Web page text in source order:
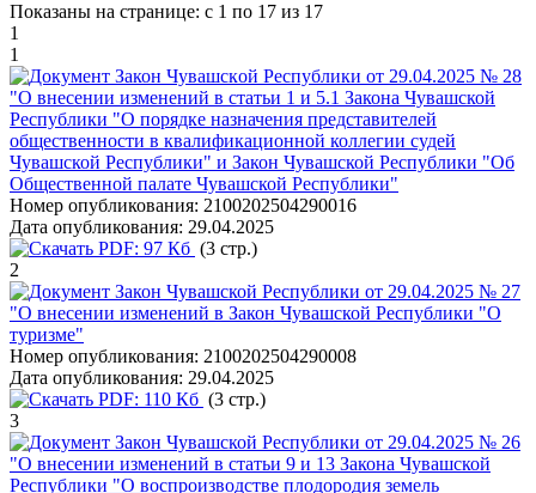
Показаны на странице: с 1 по 17 из 17
1
1
Закон Чувашской Республики от 29.04.2025 № 28
"О внесении изменений в статьи 1 и 5.1 Закона Чувашской
Республики "О порядке назначения представителей
общественности в квалификационной коллегии судей
Чувашской Республики" и Закон Чувашской Республики "Об
Общественной палате Чувашской Республики"
Номер опубликования: 2100202504290016
Дата опубликования: 29.04.2025
PDF: 97 Кб (3 стр.)
2
Закон Чувашской Республики от 29.04.2025 № 27
"О внесении изменений в Закон Чувашской Республики "О
туризме"
Номер опубликования: 2100202504290008
Дата опубликования: 29.04.2025
PDF: 110 Кб (3 стр.)
3
Закон Чувашской Республики от 29.04.2025 № 26
"О внесении изменений в статьи 9 и 13 Закона Чувашской
Республики "О воспроизводстве плодородия земель